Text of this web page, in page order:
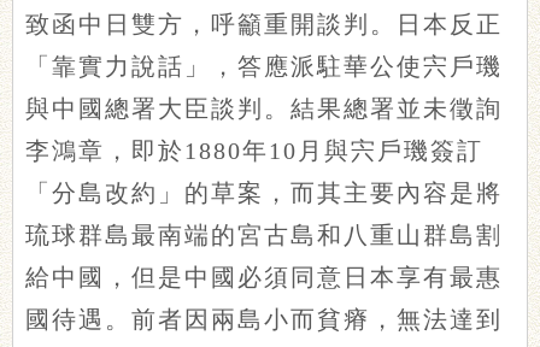
致函中日雙方，呼籲重開談判。日本反正
「靠實力說話」，答應派駐華公使宍戶璣
與中國總署大臣談判。結果總署並未徵詢
李鴻章，即於1880年10月與宍戶璣簽訂
「分島改約」的草案，而其主要內容是將
琉球群島最南端的宮古島和八重山群島割
給中國，但是中國必須同意日本享有最惠
國待遇。前者因兩島小而貧瘠，無法達到